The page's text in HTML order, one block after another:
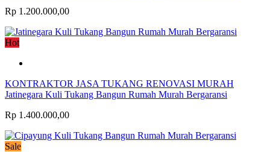
Rp 1.200.000,00
Hot
KONTRAKTOR JASA TUKANG RENOVASI MURAH
Jatinegara Kuli Tukang Bangun Rumah Murah Bergaransi
Rp 1.400.000,00
Sale